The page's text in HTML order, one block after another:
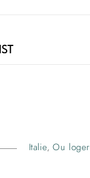
Italie,Ou loger